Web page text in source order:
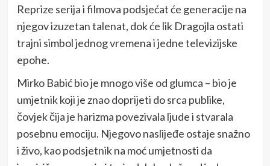
Reprize serija i filmova podsjećat će generacije na
njegov izuzetan talenat, dok će lik Dragojla ostati
trajni simbol jednog vremena i jedne televizijske
epohe.
Mirko Babić bio je mnogo više od glumca – bio je
umjetnik koji je znao doprijeti do srca publike,
čovjek čija je harizma povezivala ljude i stvarala
posebnu emociju. Njegovo naslijeđe ostaje snažno
i živo, kao podsjetnik na moć umjetnosti da